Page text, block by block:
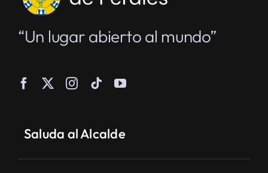
“Un lugar abierto al mundo”
Saluda al Alcalde